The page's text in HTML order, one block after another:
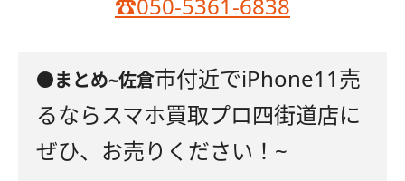
☎050-5361-6838
●まとめ~佐倉市付近でiPhone11売
るならスマホ買取プロ四街道店に
ぜひ、 お売りください！~